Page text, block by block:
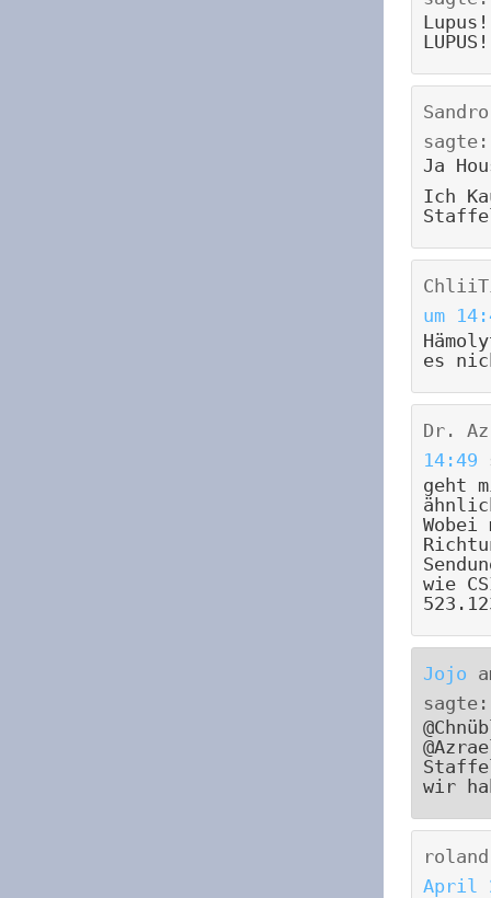
LUPUS!
Sandro
sagte:
Ja
Ich
um
es
Dr.
14:49
geht
wie
Jojo
sagte:
wir
April